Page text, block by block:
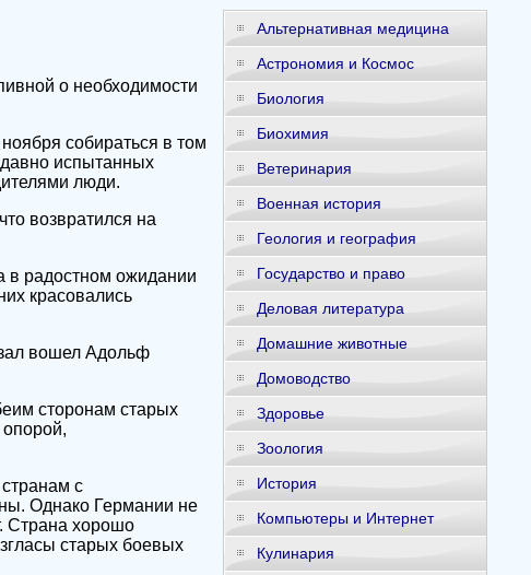
о необходимости
собираться в том
испытанных
люди.
возвратился на
в радостном ожидании
красовались
вошел Адольф
сторонам старых
с
Однако Германии не
Страна хорошо
старых боевых
Альтернативная медицина
Астрономия и Космос
Биология
Биохимия
Ветеринария
Военная история
Геология и география
Государство и право
Деловая литература
Домашние животные
Домоводство
Здоровье
Зоология
История
Компьютеры и Интернет
Кулинария